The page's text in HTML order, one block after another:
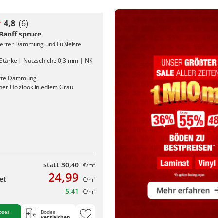
4,8 (6)
spruce
Dämmung und Fußleiste
| Nutzschicht: 0,3 mm | NK
Dämmung
Holzlook in edlem Grau
statt 30,40 €/m²
24,99 €/m²
5,41 €/m²
Boden
vergleichen